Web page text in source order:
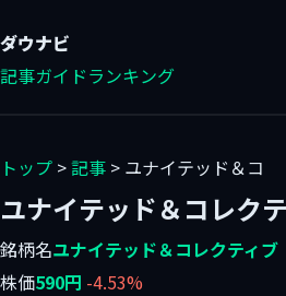
ダウナビ
記事ガイドランキング
トップ >記事 > ユナイテッド＆コ
ユナイテッド＆コレク
銘柄名ユナイテッド＆コレクティブ
株価590円 -4.53%